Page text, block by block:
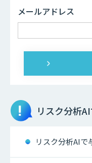
メールアドレス
リスク分析
リスク分析AIで